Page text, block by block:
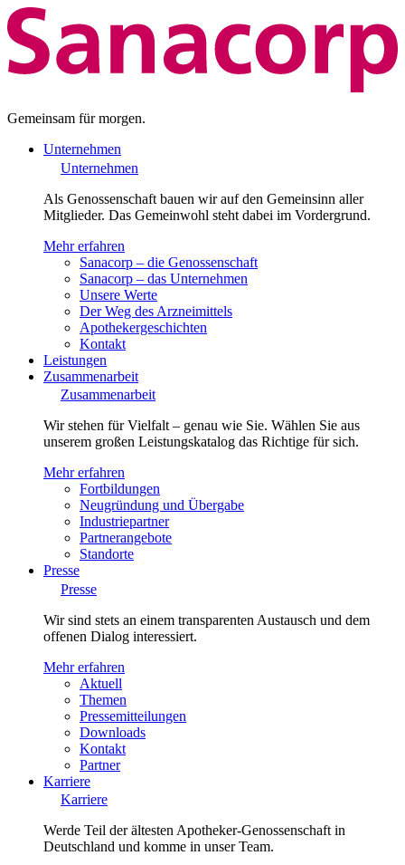
Gemeinsam für morgen.
Unternehmen
Unternehmen
Als Genossenschaft bauen wir auf den Gemeinsinn aller
Mitglieder. Das Gemeinwohl steht dabei im Vordergrund.
Mehr erfahren
Sanacorp – die Genossenschaft
Sanacorp – das Unternehmen
Unsere Werte
Der Weg des Arzneimittels
Apothekergeschichten
Kontakt
Leistungen
Zusammenarbeit
Zusammenarbeit
Wir stehen für Vielfalt – genau wie Sie. Wählen Sie aus
unserem großen Leistungskatalog das Richtige für sich.
Mehr erfahren
Fortbildungen
Neugründung und Übergabe
Industriepartner
Partnerangebote
Standorte
Presse
Presse
Wir sind stets an einem transparenten Austausch und dem
offenen Dialog interessiert.
Mehr erfahren
Aktuell
Themen
Pressemitteilungen
Downloads
Kontakt
Partner
Karriere
Karriere
Werde Teil der ältesten Apotheker-Genossenschaft in
Deutschland und komme in unser Team.